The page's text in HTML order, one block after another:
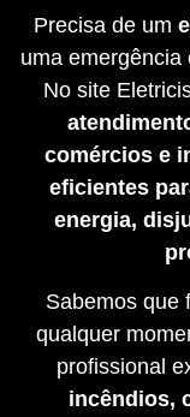
Precisa de um
uma
No site
comércios e
eficientes
energia,
Sabemos que
qualquer
profissional
incêndios,